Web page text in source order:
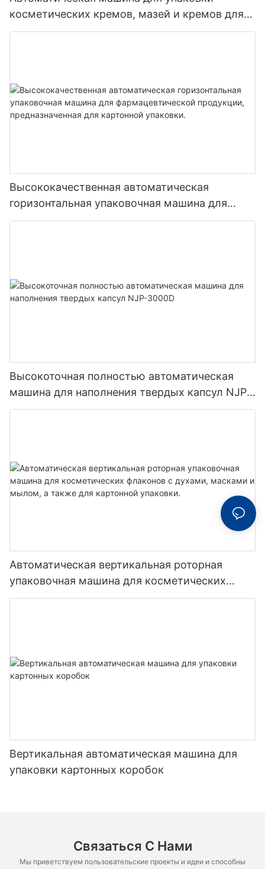
косметических кремов, мазей и кремов для
лица в круглые баночки и бутылки,
Высококачественная автоматическая
горизонтальная упаковочная машина для
фармацевтической продукции,
Высокоточная полностью автоматическая
машина для наполнения твердых капсул NJP-
3000D
Автоматическая вертикальная роторная
упаковочная машина для косметических
флаконов с духами, масками и мылом, а
Вертикальная автоматическая машина для
упаковки картонных коробок
Связаться С Нами
Мы приветствуем пользовательские проекты и идеи и способны